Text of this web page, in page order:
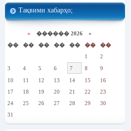
Тақвими хабарҳо;
« ������ 2026 »
��
�� �� �� �� ��
��
1
2
3
4 5 6 7 8
9
10
11 12 13 14 15
16
17
18 19 20 21 22
23
24
25 26 27 28 29
30
31